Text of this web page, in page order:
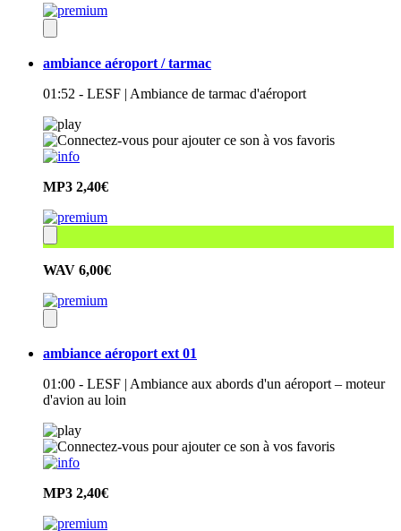
ambiance aéroport / tarmac
01:52 - LESF | Ambiance de tarmac d'aéroport
MP3 2,40€
WAV 6,00€
ambiance aéroport ext 01
01:00 - LESF | Ambiance aux abords d'un aéroport – moteur
d'avion au loin
MP3 2,40€